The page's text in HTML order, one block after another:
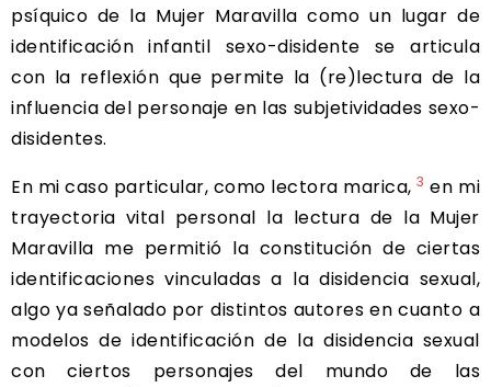
psíquico de la Mujer Maravilla como un lugar de
identificación infantil sexo-disidente se articula
con la reflexión que permite la (re)lectura de la
influencia del personaje en las subjetividades sexo-
disidentes.
En mi caso particular, como lectora marica,3 en mi
trayectoria vital personal la lectura de la Mujer
Maravilla me permitió la constitución de ciertas
identificaciones vinculadas a la disidencia sexual,
algo ya señalado por distintos autores en cuanto a
modelos de identificación de la disidencia sexual
con ciertos personajes del mundo de las